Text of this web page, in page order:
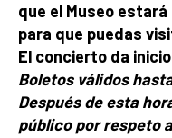
que el Museo
para que puedas
El concierto da
Boletos válidos
Después de esta
público por respeto